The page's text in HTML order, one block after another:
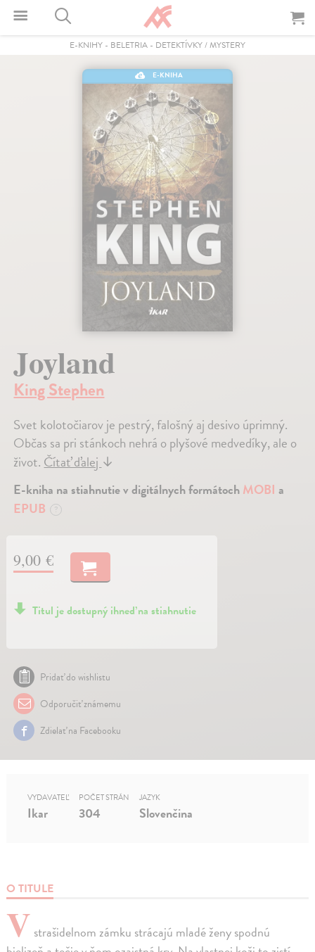
E-KNIHY - BELETRIA - DETEKTÍVKY / MYSTERY
E-KNIHA
Joyland
King Stephen
Svet kolotočiarov je pestrý, falošný aj desivo úprimný.
Občas sa pri stánkoch nehrá o plyšové medvedíky, ale o
život.Čítať ďalej↓
E-kniha na stiahnutie v digitálnych formátochMOBI a
EPUB
?
9,00 €
Titul je dostupný ihneď na stiahnutie
Pridať do wishlistu
Odporučiť známemu
Zdielať na Facebooku
O TITULE
V strašidelnom zámku strácajú mladé ženy spodnú
VYDAVATEĽ
Ikar
POČET STRÁN
304
JAZYK
Slovenčina